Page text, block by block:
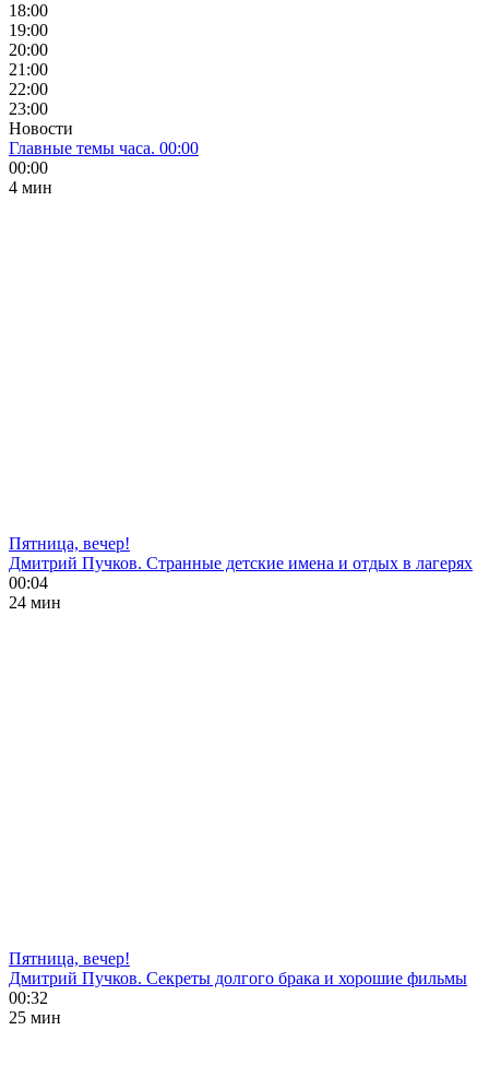
18:00
19:00
20:00
21:00
22:00
23:00
Новости
Главные темы часа. 00:00
00:00
4 мин
Пятница, вечер!
Дмитрий Пучков. Странные детские имена и отдых в лагерях
00:04
24 мин
Пятница, вечер!
Дмитрий Пучков. Секреты долгого брака и хорошие фильмы
00:32
25 мин